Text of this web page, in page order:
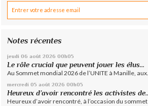
Notes récentes
jeudi 06 août 2026 00h05
Le rôle crucial que peuvent jouer les élus...
Au Sommet mondial 2026 de l’UNITE à Manille, aux...
mercredi 05 août 2026 00h05
Heureux d’avoir rencontré les activistes
Heureux d’avoir rencontré, à l’occasion du sommet